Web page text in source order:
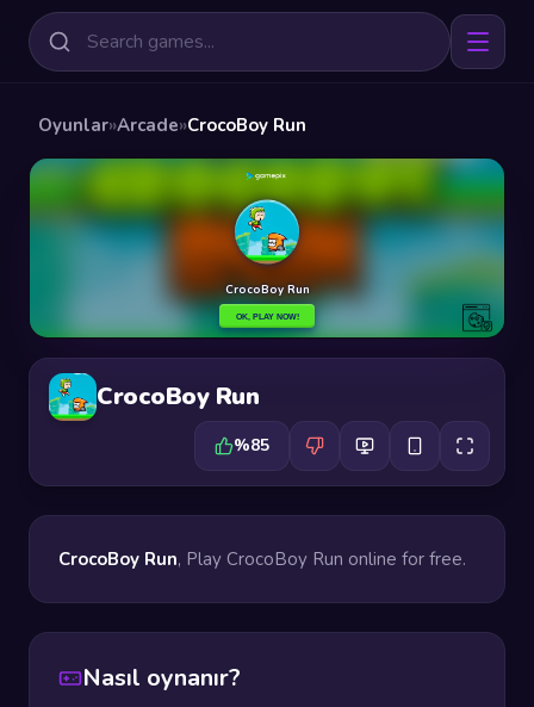
Oyunlar»Arcade»CrocoBoy Run
CrocoBoy Run
%85
CrocoBoy Run, Play CrocoBoy Run online for free.
Nasıl oynanır?